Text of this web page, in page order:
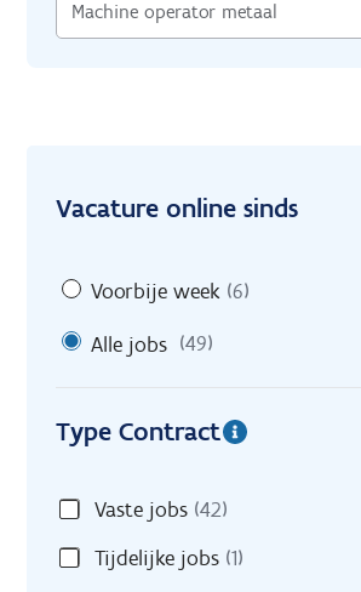
Vacature online sinds
Voorbije week (6)
Alle jobs (49)
Type Contract
Vaste jobs (42)
Tijdelijke jobs (1)